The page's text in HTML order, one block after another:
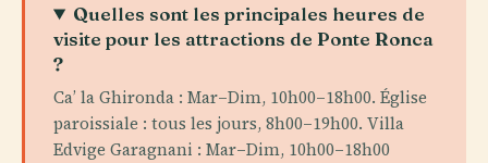
Quelles sont les principales heures de
visite pour les attractions de Ponte Ronca
?
Ca’ la Ghironda : Mar–Dim, 10h00–18h00. Église
paroissiale : tous les jours, 8h00–19h00. Villa
Edvige Garagnani : Mar–Dim, 10h00–18h00